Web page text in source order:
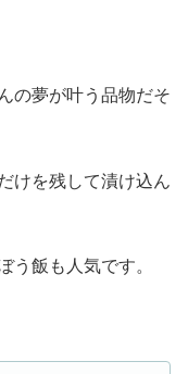
の夢が叶う品物だそ
けを残して漬け込ん
う飯も人気です。